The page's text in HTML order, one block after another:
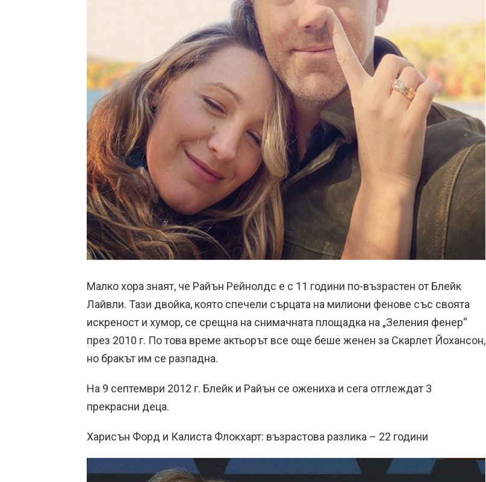
Малко хора знаят, че Райън Рейнолдс е с 11 години по-възрастен от Блейк
Лайвли. Тази двойка, която спечели сърцата на милиони фенове със своята
искреност и хумор, се срещна на снимачната площадка на „Зеления фенер“
през 2010 г. По това време актьорът все още беше женен за Скарлет Йохансон,
но бракът им се разпадна.
На 9 септември 2012 г. Блейк и Райън се ожениха и сега отглеждат 3
прекрасни деца.
Харисън Форд и Калиста Флокхарт: възрастова разлика – 22 години